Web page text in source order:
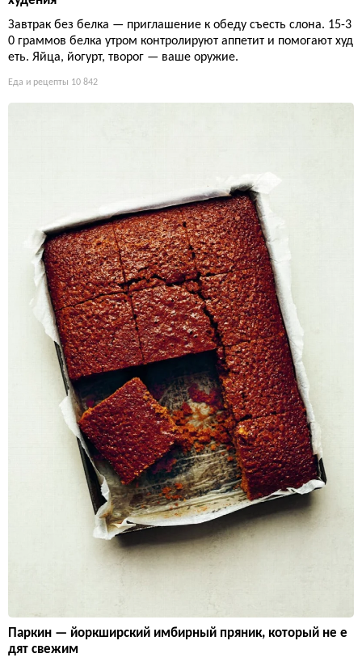
Завтрак без белка — приглашение к обеду съесть слона. 15-3
0 граммов белка утром контролируют аппетит и помогают худ
еть. Яйца, йогурт, творог — ваше оружие.
Еда и рецепты 10 842
Паркин — йоркширский имбирный пряник, который не е
дят свежим